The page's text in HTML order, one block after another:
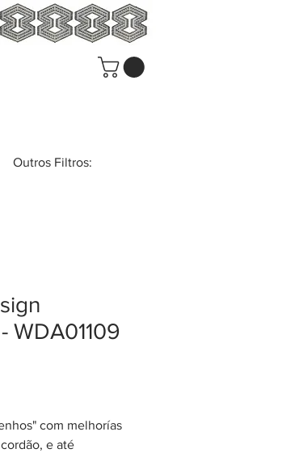
Outros Filtros:
WDA01109
com melhorías
e até